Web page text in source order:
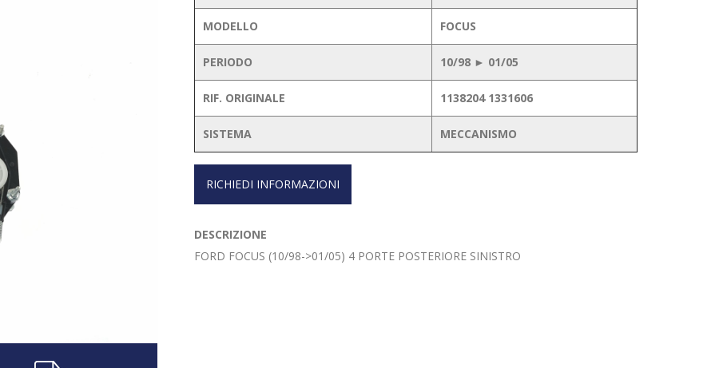
MODELLO FOCUS
PERIODO 10/98 ► 01/05
RIF. ORIGINALE 1138204 1331606
SISTEMA MECCANISMO
RICHIEDI INFORMAZIONI
DESCRIZIONE
FORD FOCUS (10/98->01/05) 4 PORTE POSTERIORE SINISTRO